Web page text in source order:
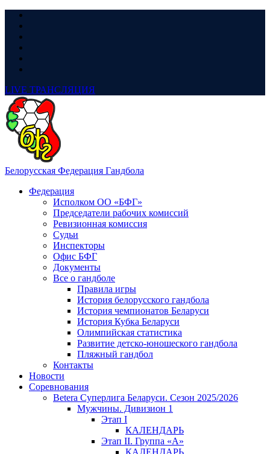
LIVE ТРАНСЛЯЦИЯ
Белорусская Федерация Гандбола
Федерация
Исполком ОО «БФГ»
Председатели рабочих комиссий
Ревизионная комиссия
Судьи
Инспекторы
Офис БФГ
Документы
Все о гандболе
Правила игры
История белорусского гандбола
История чемпионатов Беларуси
История Кубка Беларуси
Олимпийская статистика
Развитие детско-юношеского гандбола
Пляжный гандбол
Контакты
Новости
Соревнования
Betera Суперлига Беларуси. Сезон 2025/2026
Мужчины. Дивизион 1
Этап I
КАЛЕНДАРЬ
Этап II. Группа «А»
КАЛЕНДАРЬ